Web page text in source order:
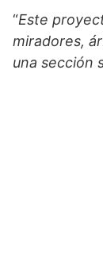
“Este
miradores,
una sección